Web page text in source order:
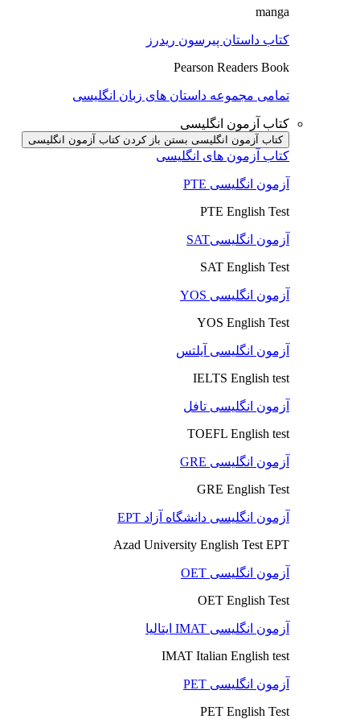
manga
کتاب داستان پیرسون ریدرز
Pearson Readers Book
تمامی مجموعه داستان های زبان انگلیسی
کتاب آزمون انگلیسی
کتاب آزمون انگلیسی بستن باز کردن کتاب آزمون انگلیسی
کتاب آزمون های انگلیسی
آزمون انگلیسی PTE
PTE English Test
آزمون انگلیسیSAT
SAT English Test
آزمون انگلیسی YOS
YOS English Test
آزمون انگلیسی آیلتس
IELTS English test
آزمون انگلیسی تافل
TOEFL English test
آزمون انگلیسی GRE
GRE English Test
آزمون انگلیسی دانشگاه آزاد EPT
Azad University English Test EPT
آزمون انگلیسی OET
OET English Test
آزمون انگلیسی IMAT ایتالیا
IMAT Italian English test
آزمون انگلیسی PET
PET English Test